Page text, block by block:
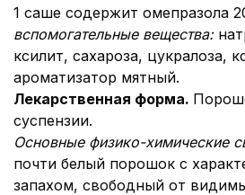
1 саше содержит омепразола
вспомогательные вещества:
ксилит, сахароза, цукралоза,
ароматизатор мятный.
Лекарственная форма.
суспензии.
Основные физико-химические
почти белый порошок с
запахом, свободный от